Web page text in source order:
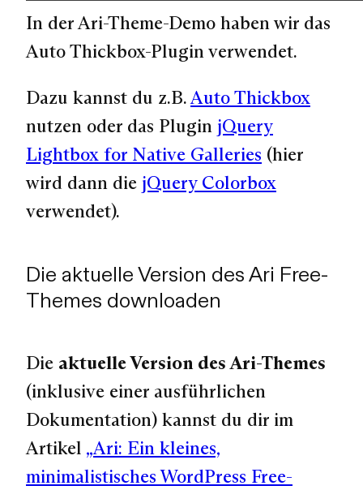
In der Ari-Theme-Demo haben wir das
Auto Thickbox-Plugin verwendet.
Dazu kannst du z.B.Auto Thickbox
nutzen oder das Plugin jQuery
Lightbox for Native Galleries (hier
wird dann die jQuery Colorbox
verwendet).
Die aktuelle Version des Ari Free-
Themes downloaden
Die aktuelle Version des Ari-Themes
(inklusive einer ausführlichen
Dokumentation) kannst du dir im
Artikel „Ari: Ein kleines,
minimalistisches WordPress Free-